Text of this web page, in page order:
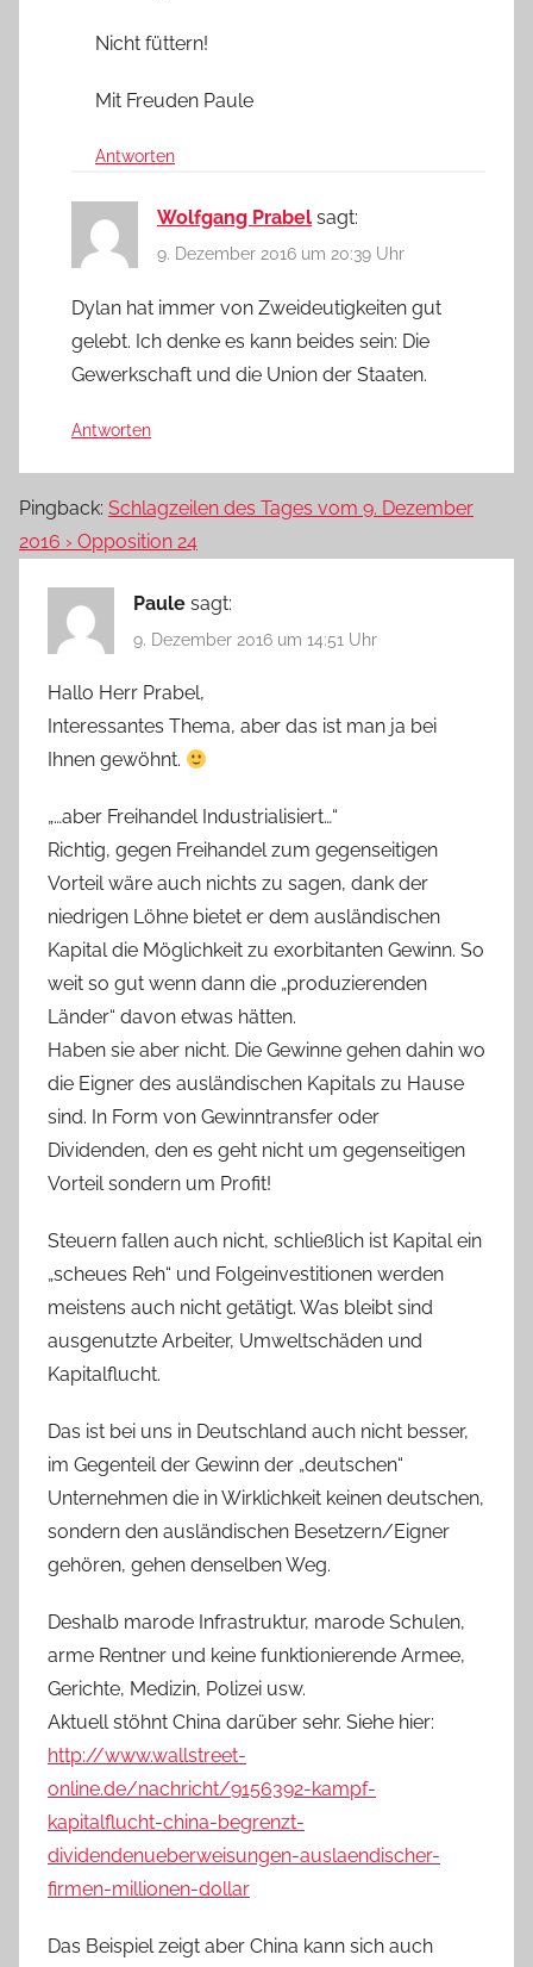
Nicht füttern!
Mit Freuden Paule
Antworten
Wolfgang Prabel sagt:
9. Dezember 2016 um 20:39 Uhr
Dylan hat immer von Zweideutigkeiten gut
gelebt. Ich denke es kann beides sein: Die
Gewerkschaft und die Union der Staaten.
Antworten
Pingback: Schlagzeilen des Tages vom 9. Dezember
2016 › Opposition 24
Paule sagt:
9. Dezember 2016 um 14:51 Uhr
Hallo Herr Prabel,
Interessantes Thema, aber das ist man ja bei
Ihnen gewöhnt.
„…aber Freihandel Industrialisiert…“
Richtig, gegen Freihandel zum gegenseitigen
Vorteil wäre auch nichts zu sagen, dank der
niedrigen Löhne bietet er dem ausländischen
Kapital die Möglichkeit zu exorbitanten Gewinn. So
weit so gut wenn dann die „produzierenden
Länder“ davon etwas hätten.
Haben sie aber nicht. Die Gewinne gehen dahin wo
die Eigner des ausländischen Kapitals zu Hause
sind. In Form von Gewinntransfer oder
Dividenden, den es geht nicht um gegenseitigen
Vorteil sondern um Profit!
Steuern fallen auch nicht, schließlich ist Kapital ein
„scheues Reh“ und Folgeinvestitionen werden
meistens auch nicht getätigt. Was bleibt sind
ausgenutzte Arbeiter, Umweltschäden und
Kapitalflucht.
Das ist bei uns in Deutschland auch nicht besser,
im Gegenteil der Gewinn der „deutschen“
Unternehmen die in Wirklichkeit keinen deutschen,
sondern den ausländischen Besetzern/Eigner
gehören, gehen denselben Weg.
Deshalb marode Infrastruktur, marode Schulen,
arme Rentner und keine funktionierende Armee,
Gerichte, Medizin, Polizei usw.
Aktuell stöhnt China darüber sehr. Siehe hier:
http://www.wallstreet-
online.de/nachricht/9156392-kampf-
kapitalflucht-china-begrenzt-
dividendenueberweisungen-auslaendischer-
firmen-millionen-dollar
Das Beispiel zeigt aber China kann sich auch